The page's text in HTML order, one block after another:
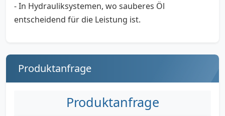
- In Hydrauliksystemen, wo sauberes Öl
entscheidend für die Leistung ist.
Produktanfrage
Produktanfrage